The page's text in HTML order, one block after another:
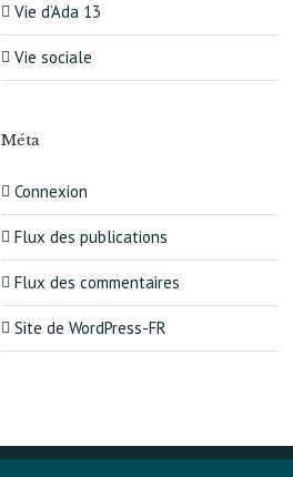
Vie d’Ada 13
Vie sociale
Méta
Connexion
Flux des publications
Flux des commentaires
Site de WordPress-FR